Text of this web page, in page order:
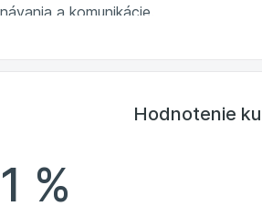
a komunikácie.
Hodnotenie
%